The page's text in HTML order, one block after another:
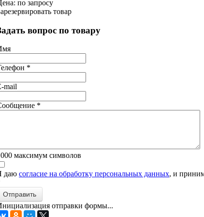
по запросу
товар
вопрос по товару
*
mail
*
максимум символов
даю согласие на обработку персональных данных, и
Отправить
отправки формы...